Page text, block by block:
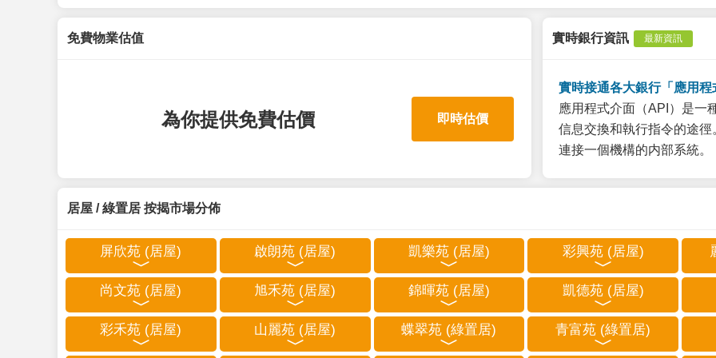
免費物業估值
為你提供免費估價 即時估價
實時銀行資訊 最新資訊
實時接通各大銀行「應用
應用程式介面（API）是一
信息交換和執行指令的途
連接一個機構的内部系統。
居屋 / 綠置居 按揭市場分佈
屏欣苑 (居屋) 啟朗苑 (居屋) 凱樂苑 (居屋) 彩興苑 (居屋)
尚文苑 (居屋) 旭禾苑 (居屋) 錦暉苑 (居屋) 凱德苑 (居屋)
彩禾苑 (居屋) 山麗苑 (居屋) 蝶翠苑 (綠置居) 青富苑 (綠置居)